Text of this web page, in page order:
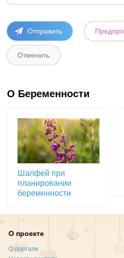
О Беременности
Шалфей при
планировании
беременности
О проекте
О портале